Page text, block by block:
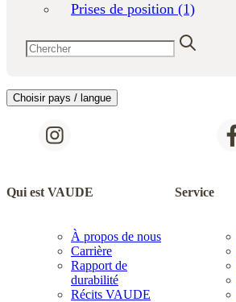
Prises de position (1)
Choisir pays / langue
Qui est VAUDE
À propos de nous
Carrière
Rapport de
durabilité
Récits VAUDE
Service